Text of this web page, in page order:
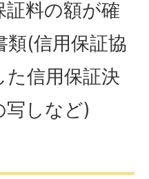
証料の額が確
類(信用保証協
た信用保証決
写しなど)